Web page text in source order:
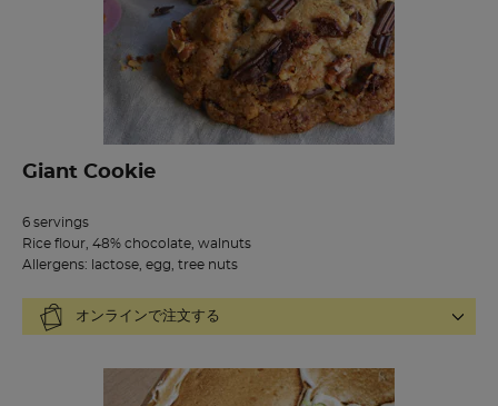
Giant Cookie
6 servings
Rice flour, 48% chocolate, walnuts
Allergens: lactose, egg, tree nuts
オンラインで注文する